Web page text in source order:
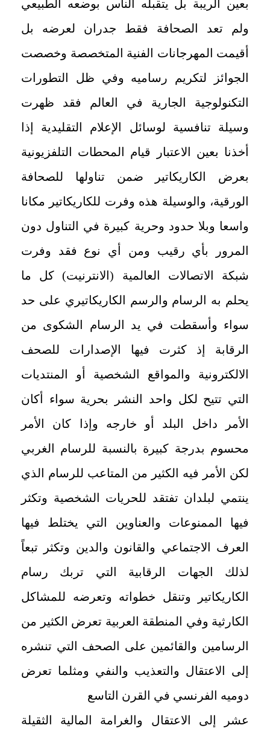
بعين الريبة بل يتقبله الناس بوضعه الطبيعي
ولم تعد الصحافة فقط جدران لعرضه بل
أقيمت المهرجانات الفنية المتخصصة وخصصت
الجوائز لتكريم رساميه وفي ظل التطورات
التكنولوجية الجارية في العالم فقد ظهرت
وسيلة تنافسية لوسائل الإعلام التقليدية إذا
أخذنا بعين الاعتبار قيام المحطات التلفزيونية
بعرض الكاريكاتير ضمن تناولها للصحافة
الورقية، والوسيلة هذه وفرت للكاريكاتير مكانا
واسعا وبلا حدود وحرية كبيرة في التناول دون
المرور بأي رقيب ومن أي نوع فقد وفرت
شبكة الاتصالات العالمية (الانترنيت) كل ما
يحلم به الرسام والرسم الكاريكاتيري على حد
سواء وأسقطت في يد الرسام الشكوى من
الرقابة إذ كثرت فيها الإصدارات للصحف
الالكترونية والمواقع الشخصية أو المنتديات
التي تتيح لكل واحد النشر بحرية سواء أكان
الأمر داخل البلد أو خارجه وإذا كان الأمر
محسوم بدرجة كبيرة بالنسبة للرسام الغربي
لكن الأمر فيه الكثير من المتاعب للرسام الذي
ينتمي لبلدان تفتقد للحريات الشخصية وتكثر
فيها
الممنوعات والعناوين التي يختلط فيها
العرف الاجتماعي والقانون والدين وتكثر تبعاً
لذلك الجهات الرقابية التي تربك رسام
الكاريكاتير وتنقل خطواته وتعرضه للمشاكل
الكارثية وفي المنطقة العربية تعرض الكثير من
الرسامين والقائمين على الصحف التي تنشره
إلى الاعتقال والتعذيب والنفي ومثلما تعرض
دوميه الفرنسي في القرن التاسع
عشر إلى الاعتقال والغرامة المالية الثقيلة